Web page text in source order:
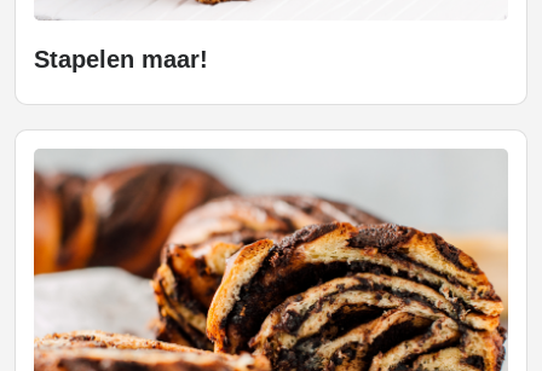
Stapelen maar!